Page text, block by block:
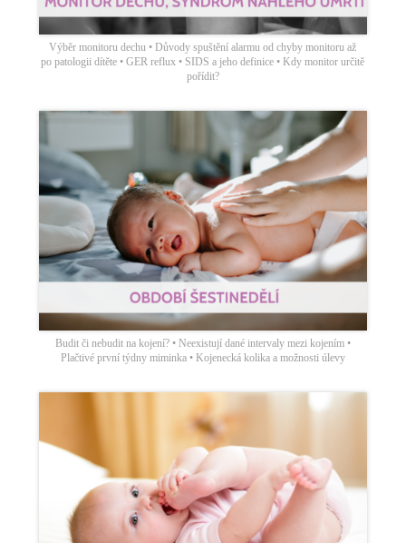
Výběr monitoru dechu • Důvody spuštění alarmu od chyby monitoru až
po patologii dítěte • GER reflux • SIDS a jeho definice • Kdy monitor určitě
pořídit?
Budit či nebudit na kojení? • Neexistují dané intervaly mezi kojením •
Plačtivé první týdny miminka • Kojenecká kolika a možnosti úlevy